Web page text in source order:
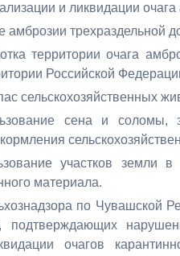
и ликвидации
амброзии трехраздельной
территории очага
Российской
сельскохозяйственных
сена и соломы,
участков земли
материала.
по Чувашской
подтверждающих
очагов